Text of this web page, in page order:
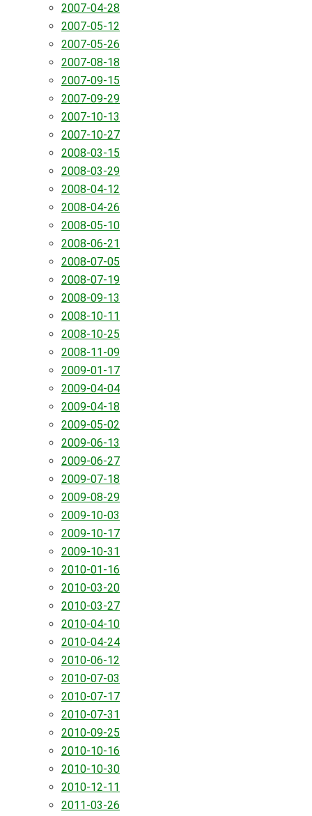
2007-04-28
2007-05-12
2007-05-26
2007-08-18
2007-09-15
2007-09-29
2007-10-13
2007-10-27
2008-03-15
2008-03-29
2008-04-12
2008-04-26
2008-05-10
2008-06-21
2008-07-05
2008-07-19
2008-09-13
2008-10-11
2008-10-25
2008-11-09
2009-01-17
2009-04-04
2009-04-18
2009-05-02
2009-06-13
2009-06-27
2009-07-18
2009-08-29
2009-10-03
2009-10-17
2009-10-31
2010-01-16
2010-03-20
2010-03-27
2010-04-10
2010-04-24
2010-06-12
2010-07-03
2010-07-17
2010-07-31
2010-09-25
2010-10-16
2010-10-30
2010-12-11
2011-03-26